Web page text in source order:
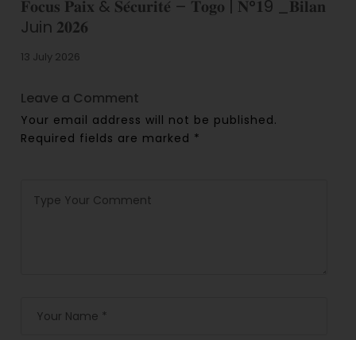
𝐅𝐨𝐜𝐮𝐬 𝐏𝐚𝐢𝐱 & 𝐒𝐞́𝐜𝐮𝐫𝐢𝐭𝐞́ – 𝐓𝐨𝐠𝐨 | 𝐍°𝟏9 _𝐁𝐢𝐥𝐚𝐧
Juin 𝟐𝟎𝟐𝟔
13 July 2026
Leave a Comment
Your email address will not be published.
Required fields are marked *